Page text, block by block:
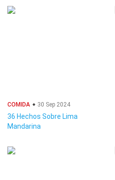
COMIDA 30 Sep 2024
36 Hechos Sobre Lima
Mandarina